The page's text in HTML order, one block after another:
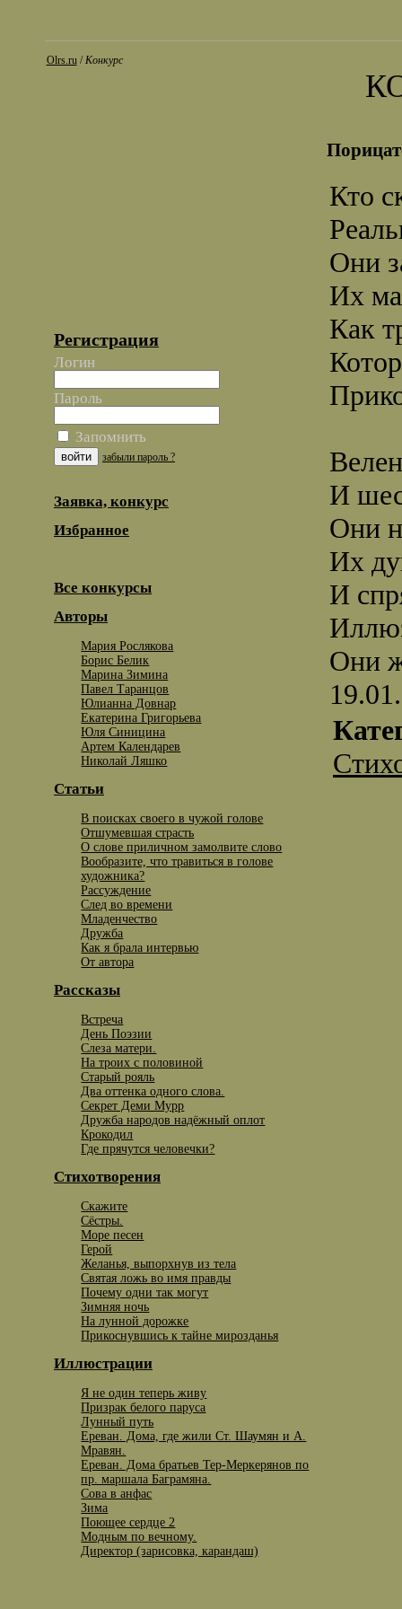
Olrs.ru/Конкурс
Регистрация
Логин
Пароль
Запомнить
забыли пароль ?
Заявка, конкурс
Избранное
Все конкурсы
Авторы
Мария Рослякова
Борис Белик
Марина Зимина
Павел Таранцов
Юлианна Довнар
Екатерина Григорьева
Юля Синицина
Артем Календарев
Николай Ляшко
Статьи
В поисках своего в чужой голове
Отшумевшая страсть
О слове приличном замолвите слово
Вообразите, что травиться в голове
художника?
Рассуждение
След во времени
Младенчество
Дружба
Как я брала интервью
От автора
Рассказы
Встреча
День Поэзии
Слеза матери.
На троих с половиной
Старый рояль
Два оттенка одного слова.
Секрет Деми Мурр
Дружба народов надёжный оплот
Крокодил
Где прячутся человечки?
Стихотворения
Скажите
Сёстры.
Море песен
Герой
Желанья, выпорхнув из тела
Святая ложь во имя правды
Почему одни так могут
Зимняя ночь
На лунной дорожке
Прикоснувшись к тайне мирозданья
Иллюстрации
Я не один теперь живу
Призрак белого паруса
Лунный путь
Ереван. Дома, где жили Ст. Шаумян и А.
Мравян.
Ереван. Дома братьев Тер-Меркерянов по
пр. маршала Баграмяна.
Сова в анфас
Зима
Поющее сердце 2
Модным по вечному.
Директор (зарисовка, карандаш)
Кто
Они
Их
Как
И
Они
Их
И
Они